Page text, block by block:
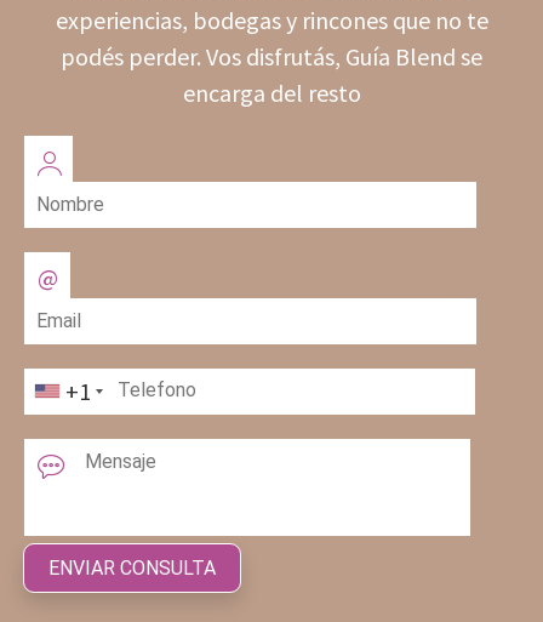
experiencias, bodegas y rincones que no te
podés perder. Vos disfrutás, Guía Blend se
encarga del resto
+1